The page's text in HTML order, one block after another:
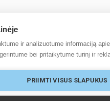
ir analizuotume informaciją
bei pritaikytume turinį ir
PRIIMTI VISUS SLAPUKUS